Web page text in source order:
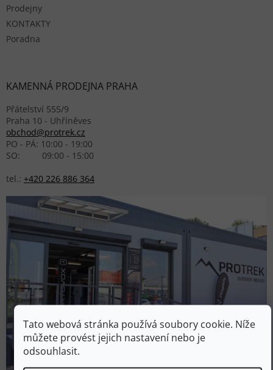
Tato webová stránka používá soubory cookie. Níže
můžete provést jejich nastavení nebo je
odsouhlasit.
Prodejny
KONTAKTY
Poradna
KAMENNÁ PRODEJNA PRAHA
Přátelství 555/9
Praha 10 - Uhříněves
obchod@protrek.cz
PO - PÁ: 10:00 - 19:00
SO: 09:00 - 15:00
tel.: +420 226 886 364